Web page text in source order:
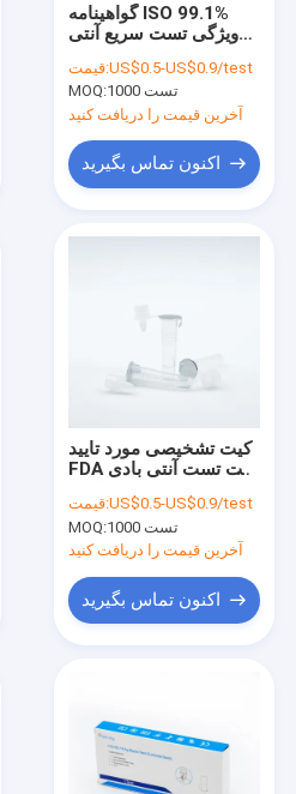
گواهینامه ISO 99.1%
ویژگی تست سریع آنتی
قیمت:US$0.5-US$0.9/test
MOQ:
1000 تست
آخرین قیمت را دریافت کنید
اکنون تماس بگیرید
کیت تشخیصی مورد تایید
FDA کیت تست آنتی بادی
OEM خوش آمدید قیمت:US$0.5-US$0.9/test
MOQ:
1000 تست
آخرین قیمت را دریافت کنید
اکنون تماس بگیرید